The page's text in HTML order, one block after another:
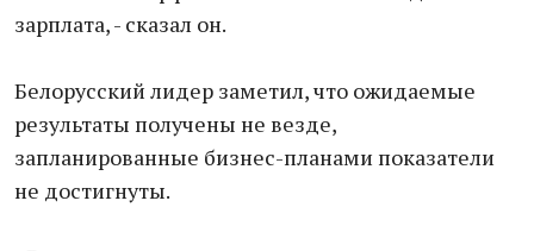
зарплата, - сказал он.
Белорусский лидер заметил, что ожидаемые
результаты получены не везде,
запланированные бизнес-планами показатели
не достигнуты.